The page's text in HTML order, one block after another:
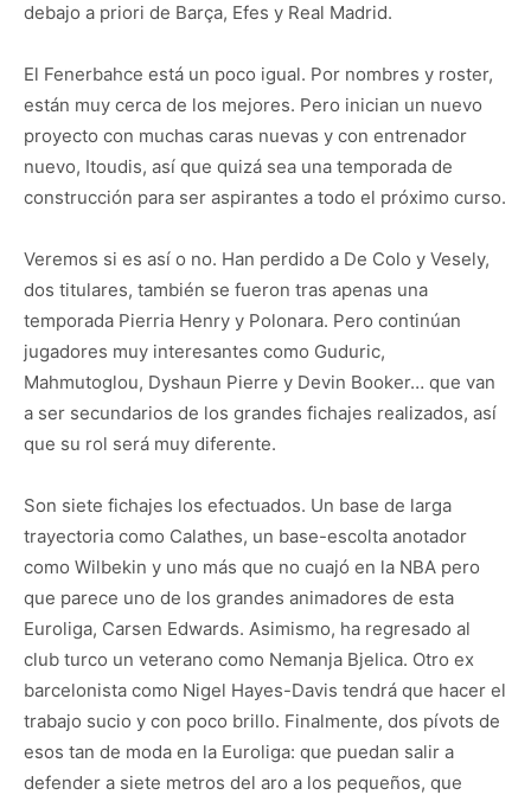
debajo a priori de Barça, Efes y Real Madrid.
El Fenerbahce está un poco igual. Por nombres y roster,
están muy cerca de los mejores. Pero inician un nuevo
proyecto con muchas caras nuevas y con entrenador
nuevo, Itoudis, así que quizá sea una temporada de
construcción para ser aspirantes a todo el próximo curso.
Veremos si es así o no. Han perdido a De Colo y Vesely,
dos titulares, también se fueron tras apenas una
temporada Pierria Henry y Polonara. Pero continúan
jugadores muy interesantes como Guduric,
Mahmutoglou, Dyshaun Pierre y Devin Booker… que van
a ser secundarios de los grandes fichajes realizados, así
que su rol será muy diferente.
Son siete fichajes los efectuados. Un base de larga
trayectoria como Calathes, un base-escolta anotador
como Wilbekin y uno más que no cuajó en la NBA pero
que parece uno de los grandes animadores de esta
Euroliga, Carsen Edwards. Asimismo, ha regresado al
club turco un veterano como Nemanja Bjelica. Otro ex
barcelonista como Nigel Hayes-Davis tendrá que hacer el
trabajo sucio y con poco brillo. Finalmente, dos pívots de
esos tan de moda en la Euroliga: que puedan salir a
defender a siete metros del aro a los pequeños, que